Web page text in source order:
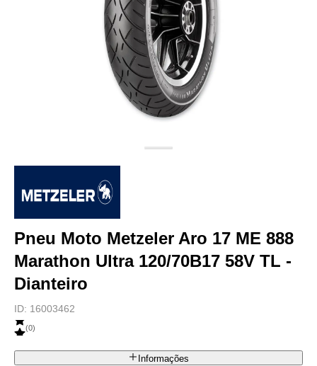
Pneu Moto Metzeler Aro 17 ME 888
Marathon Ultra 120/70B17 58V TL -
Dianteiro
ID: 16003462
(0)
Informações